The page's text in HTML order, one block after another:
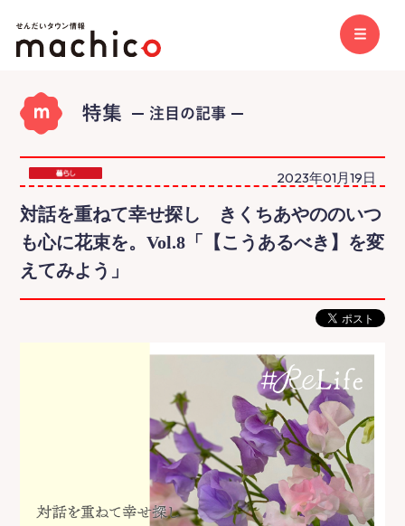
2023年01月19日
対話を重ねて幸せ探し きくちあやののいつ
も心に花束を。Vol.8「【こうあるべき】を変
えてみよう」